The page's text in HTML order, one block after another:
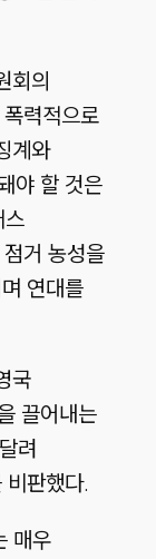
회의
력적으로
계와
야 할 것은
스
거 농성을
연대를
국
끌어내는
려
판했다.
매우